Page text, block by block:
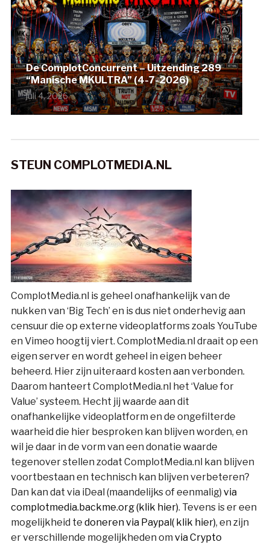
De ComplotConcurrent – Uitzending 289
“Manische MKULTRA” (4-7-2026)
juli 4, 2026
STEUN COMPLOTMEDIA.NL
ComplotMedia.nl is geheel onafhankelijk van de
nukken van ‘Big Tech’ en is dus niet onderhevig aan
censuur die op externe videoplatforms zoals YouTube
en Vimeo hoogtij viert. ComplotMedia.nl draait op een
eigen server en wordt geheel in eigen beheer
beheerd. Hier zijn uiteraard kosten aan verbonden.
Daarom hanteert ComplotMedia.nl het ‘Value for
Value’ systeem. Hecht jij waarde aan dit
onafhankelijke videoplatform en de ongefilterde
waarheid die hier besproken kan blijven worden, en
wil je daar in de vorm van een donatie waarde
tegenover stellen zodat ComplotMedia.nl kan blijven
voortbestaan en technisch kan blijven verbeteren?
Dan kan dat via iDeal (maandelijks of eenmalig) via
complotmedia.backme.org (klik hier). Tevens is er een
mogelijkheid te doneren via Paypal( klik hier), en zijn
er verschillende mogelijkheden om via Crypto